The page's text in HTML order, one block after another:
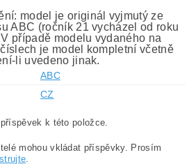
model je originál vyjmutý ze
ABC (ročník 21 vycházel od roku
případě modelu vydaného na
je model kompletní včetně
li uvedeno jinak.
ABC
CZ
k této položce.
mohou vkládat příspěvky. Prosím
.